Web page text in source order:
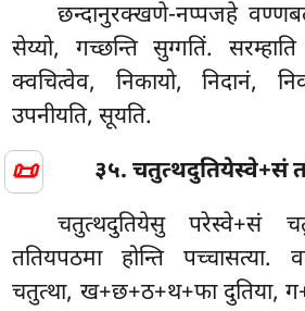
📜
छन्दानुरक्खणे-नप्पजहे
सेय्यो, गच्छन्ति सुग्गतिं.
क्वचित्वेव, निकायो, निदानं,
उपनीयति, सूयति.
३५. चतुत्थदुतियेस्वे+सं
चतुत्थदुतियेसु परेस्वे+सं
ततियपठमा होन्ति पच्चासत्या.
चतुत्था, ख+छ+ठ+थ+फा दुतिया,